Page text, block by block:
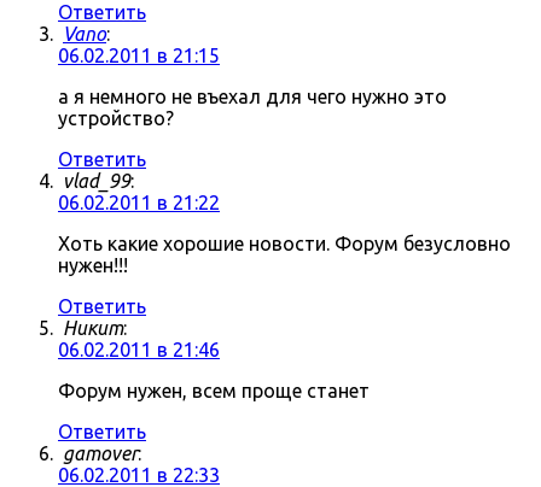
Ответить
Vano:
06.02.2011 в 21:15
а я немного не въехал для чего нужно это
устройство?
Ответить
vlad_99:
06.02.2011 в 21:22
Хоть какие хорошие новости. Форум безусловно
нужен!!!
Ответить
Никит:
06.02.2011 в 21:46
Форум нужен, всем проще станет
Ответить
gamover:
06.02.2011 в 22:33